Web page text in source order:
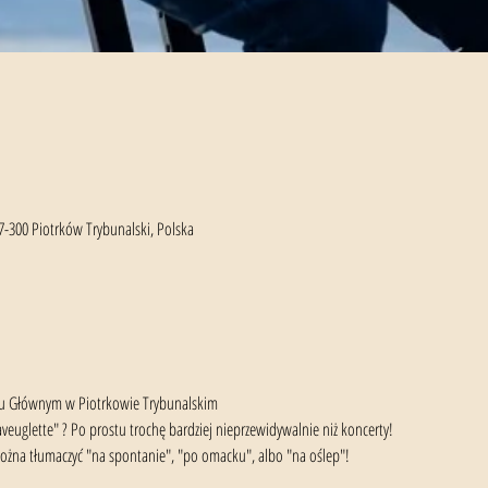
300 Piotrków Trybunalski, Polska
w Piotrkowie Trybunalskim
? Po prostu trochę bardziej nieprzewidywalnie niż koncerty!
tłumaczyć "na spontanie", "po omacku", albo "na oślep"!